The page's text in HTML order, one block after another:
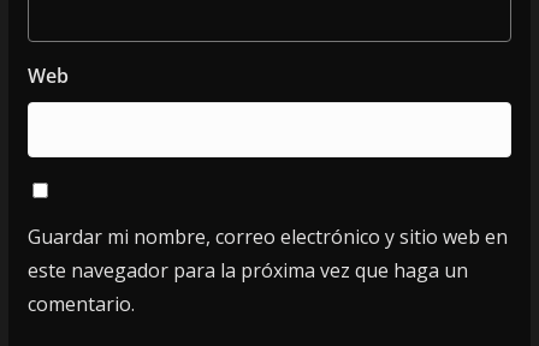
Web
Guardar mi nombre, correo electrónico y sitio web en
este navegador para la próxima vez que haga un
comentario.